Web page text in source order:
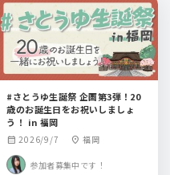
#さとうゆ生誕祭 企画第3弾！20
歳のお誕生日をお祝いしましょ
う！ in 福岡
calendar_month 2026/9/7 location_on 福岡
参加者募集中です！